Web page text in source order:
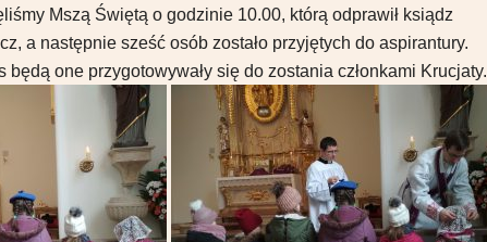
Mszą Świętą o godzinie 10.00, którą odprawił ksiądz
a następnie sześć osób zostało przyjętych do aspirantury.
będą one przygotowywały się do zostania członkami Krucjaty.